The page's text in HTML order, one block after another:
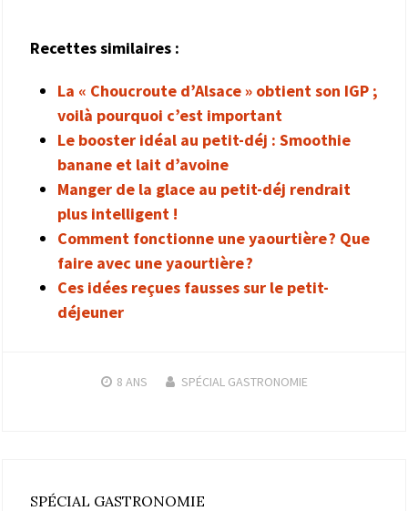
Recettes similaires :
La « Choucroute d’Alsace » obtient son IGP ;
voilà pourquoi c’est important
Le booster idéal au petit-déj : Smoothie
banane et lait d’avoine
Manger de la glace au petit-déj rendrait
plus intelligent !
Comment fonctionne une yaourtière ? Que
faire avec une yaourtière ?
Ces idées reçues fausses sur le petit-
déjeuner
8 ANS SPÉCIAL GASTRONOMIE
SPÉCIAL GASTRONOMIE